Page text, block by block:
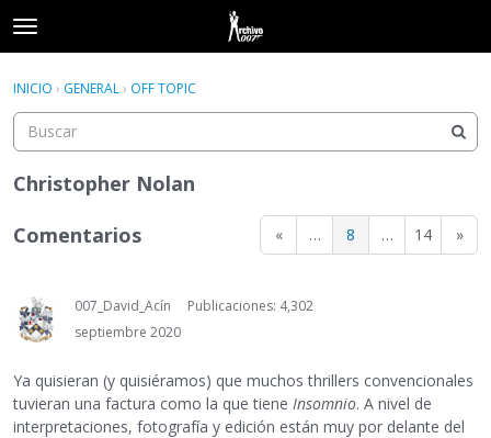
t
o
g
e
m
e
u
Acceder
Acceder Registrarse
INICIO › GENERAL› OFF TOPIC
Christopher Nolan
« … 8 … 14 »
Comentarios
007_David_Acín
Publicaciones: 4,302
septiembre 2020
Ya quisieran (y quisiéramos) que muchos thrillers convencionales
tuvieran una factura como la que tiene Insomnio. A nivel de
interpretaciones, fotografía y edición están muy por delante del